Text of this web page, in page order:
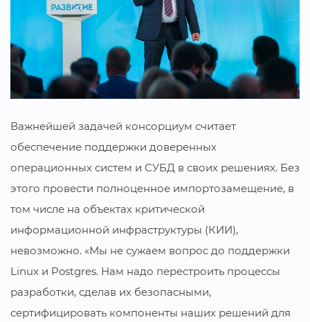
Важнейшей задачей консорциум считает
обеспечение поддержки доверенных
операционных систем и СУБД в своих решениях. Без
этого провести полноценное импортозамещение, в
том числе на объектах критической
информационной инфраструктуры (КИИ),
невозможно. «Мы не сужаем вопрос до поддержки
Linux и Postgres. Нам надо перестроить процессы
разработки, сделав их безопасными,
сертифицировать компоненты наших решений для